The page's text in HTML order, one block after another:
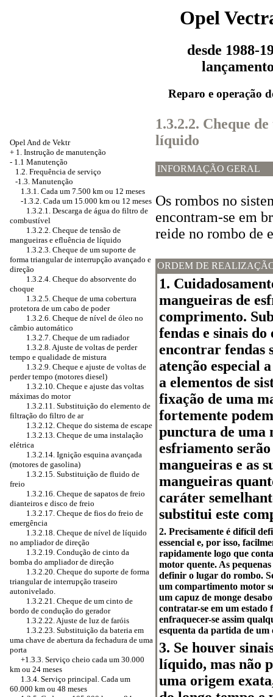
Opel
desde 1988-
Reparo e operação
Opel And de Vektr
+ 1. Instrução de manutenção
- 1.1 Manutenção
1.2. Frequência de serviço
-1.3. Manutenção
1.3.1. Cada um 7.500 km ou 12 meses
-1.3.2. Cada um 15.000 km ou 12 meses
1.3.2.1. Descarga de água do filtro de
combustível
1.3.2.2. Cheque de tensão de
mangueiras e efluência de líquido
1.3.2.3. Cheque de um suporte de
forma triangular de interrupção avançado e
direção
1.3.2.4. Cheque do absorvente do
choque
1.3.2.5. Cheque de uma cobertura
protetora de um cabo de poder
1.3.2.6. Cheque de nível de óleo no
câmbio automático
1.3.2.7. Cheque de um radiador
1.3.2.8. Ajuste de voltas de perder
tempo e qualidade de mistura
1.3.2.9. Cheque e ajuste de voltas de
perder tempo (motores diesel)
1.3.2.10. Cheque e ajuste das voltas
máximas do motor
1.3.2.11. Substituição do elemento de
filtração do filtro de ar
1.3.2.12. Cheque do sistema de escape
1.3.2.13. Cheque de uma instalação
elétrica
1.3.2.14. Ignição esquina avançada
(motores de gasolina)
1.3.2.15. Substituição de fluido de
freio
1.3.2.16. Cheque de sapatos de freio
dianteiros e disco de freio
1.3.2.17. Cheque de fios do freio de
emergência
1.3.2.18. Cheque de nível de líquido
no ampliador de direção
1.3.2.19. Condução de cinto da
bomba do ampliador de direção
1.3.2.20. Cheque do suporte de forma
triangular de interrupção traseiro
autonivelado.
1.3.2.21. Cheque de um cinto de
bordo de condução do gerador
1.3.2.22. Ajuste de luz de faróis
1.3.2.23. Substituição da bateria em
uma chave de abertura da fechadura de uma
porta
+1.3.3. Serviço cheio cada um 30.000
km ou 24 meses
1.3.4. Serviço principal. Cada um
60.000 km ou 48 meses
1.3.2.2. Cheque
líquido
INFORMAÇÃO GERAL
Os rombos no
encontram-se em
reide no rombo de
ORDEM DE
1.
mangueiras de
comprimento.
fendas e sinais
encontrar fendas
atenção especial
a elementos de
fixação de uma
fortemente
punctura de uma
esfriamento
mangueiras e as
mangueiras
caráter
substitui este
2. Precisamente é difícil
essencial e, por isso,
rapidamente logo que
motor quente. As
definir o lugar do rombo.
um compartimento motor
um capuz de monge
contratar-se em um estado
enfraquecer-se assim
esquenta da partida de um
3. Se houver
líquido, mas não
uma origem